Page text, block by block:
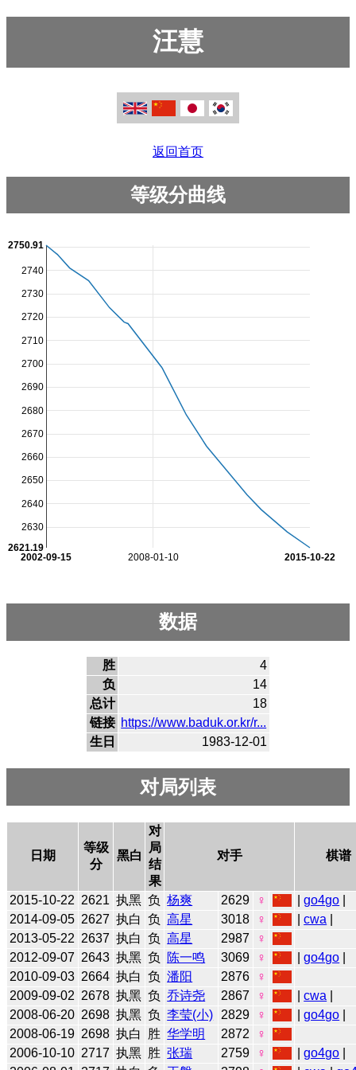
汪慧
返回首页
等级分曲线
2008-01-10
2002-09-15 2015-10-22
2630
2640
2650
2660
2670
2680
2690
2700
2710
2720
2730
2740
2621.19
2750.91
数据
胜
4
负
14
总计
18
链接 https://www.baduk.or.kr/r...
生日
1983-12-01
对局列表
日期
等级
分
黑白
对
局
结
果
对手 棋谱
2015-10-22 2621 执黑 负 杨爽 2629 ♀ |go4go
2014-09-05 2627 执白 负 高星 3018 ♀ |cwa
2013-05-22 2637 执白 负 高星 2987
♀
2012-09-07 2643 执黑 负 陈一鸣 3069 ♀ |go4go
2010-09-03 2664 执白 负 潘阳 2876
♀
2009-09-02 2678 执黑 负 乔诗尧 2867 ♀ |cwa
2008-06-20 2698 执黑 负 李莹(小) 2829 ♀ |go4go
2008-06-19 2698 执白 胜 华学明 2872
♀
2006-10-10 2717 执黑 胜 张瑞 2759 ♀ |go4go